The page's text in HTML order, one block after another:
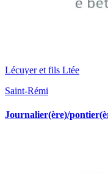
Lécuyer et fils Ltée
Saint-Rémi
Journalier(ère)/